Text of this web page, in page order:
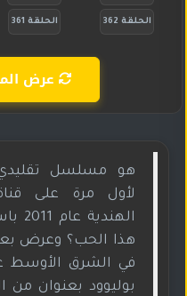
الحلقة 362 الحلقة 361
عرض
هو مسلسل
لأول مرة على
هذا الحب؟ وعرض
في الشرق الأوسط
بوليوود بعنوان من